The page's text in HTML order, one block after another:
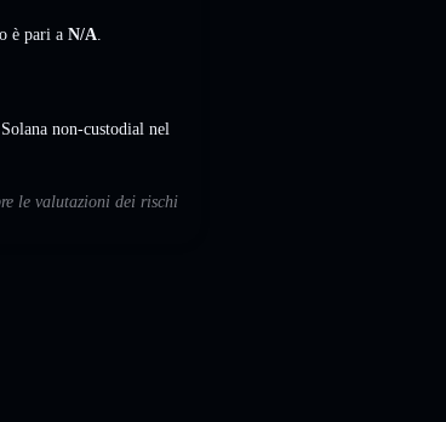
è pari a N/A
non-custodial nel
le valutazioni dei rischi